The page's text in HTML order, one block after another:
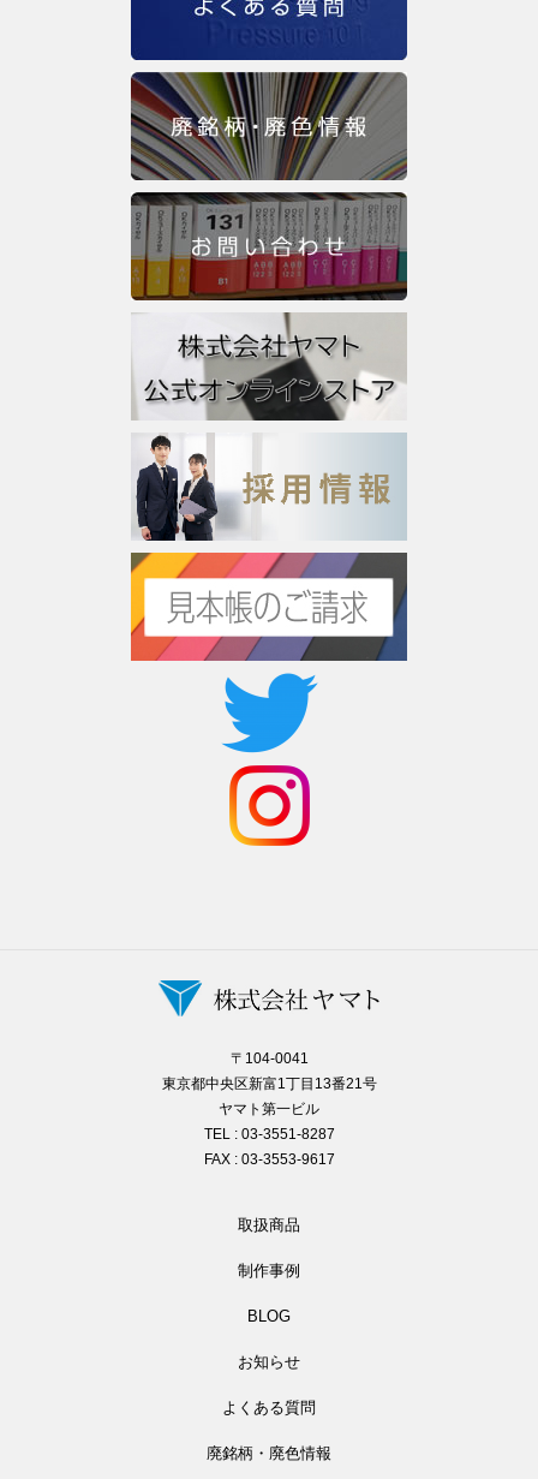
〒104-0041
東京都中央区新富1丁目13番21号
ヤマト第一ビル
TEL : 03-3551-8287
FAX : 03-3553-9617
取扱商品
制作事例
BLOG
お知らせ
よくある質問
廃銘柄・廃色情報